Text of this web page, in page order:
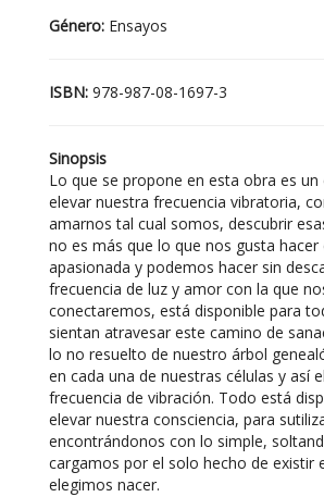
Género: Ensayos
ISBN: 978-987-08-1697-3
Sinopsis
Lo que se propone en esta obra es un
elevar nuestra frecuencia vibratoria,
amarnos tal cual somos, descubrir
no es más que lo que nos gusta
apasionada y podemos hacer sin
frecuencia de luz y amor con la que
conectaremos, está disponible para
sientan atravesar este camino de
lo no resuelto de nuestro árbol
en cada una de nuestras células y así
frecuencia de vibración. Todo está
elevar nuestra consciencia, para
encontrándonos con lo simple,
cargamos por el solo hecho de existir
elegimos nacer.